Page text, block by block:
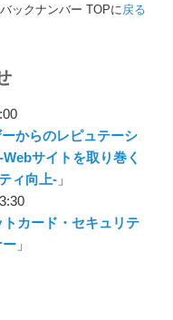
バックナンバー TOPに戻る
からのレピュテーシ
サイトを取り巻く
ィ向上- 」
カード・セキュリテ
ー 」